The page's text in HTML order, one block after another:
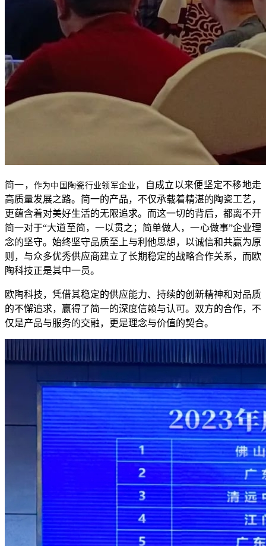
简一， 作为中国陶瓷行业领军企业 ，自成立以来便坚定不移地走
高质量发展之路。简一的产品，不仅承载着精湛的陶瓷工艺，
更蕴含着对美好生活的无限追求。而这一切的背后，都离不开
简一对于“大道至简，一以贯之；简单做人，一心做事”企业理
念的坚守。始终坚守品质至上与利他思想，以诚信和共赢为原
则，与众多优秀供应商建立了长期稳定的战略合作关系，而欧
陶科技正是其中一员。
欧陶科技，凭借其稳定的供应能力、持续的创新精神和对品质
的不懈追求，赢得了简一的深度信赖与认可。双方的合作，不
仅是产品与服务的交融，更是理念与价值的契合。